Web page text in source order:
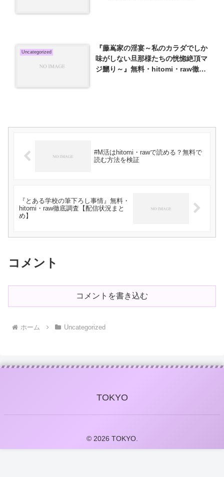
Uncategorized
『藤嶌家の淫宴～私のカラダでしか
味がしない旦那様たちの恍惚絶頂マ
ジ嬲り～』無料・hitomi・raw徹底
#M活はhitomi・rawで読める？無料で
読む方法を検証
『とある学校の筆下ろし事情』無料・
hitomi・raw徹底調査【配信状況まと
め】
コメント
コメントを書き込む
ホーム Uncategorized
TOKYO
© 2026 TOKYO.